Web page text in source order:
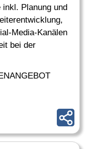
Planung und
Media-Kanälen
bei der